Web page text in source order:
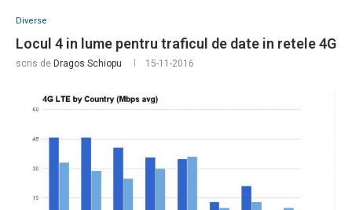
Diverse
Locul 4 in lume pentru traficul de date in retele 4G
scris de Dragos Schiopu 15-11-2016